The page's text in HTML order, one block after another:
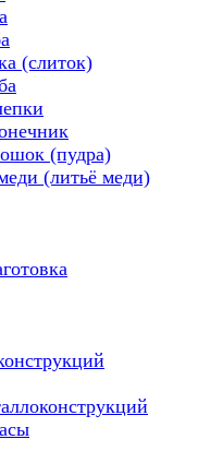
(слиток)
(пудра)
(литьё меди)